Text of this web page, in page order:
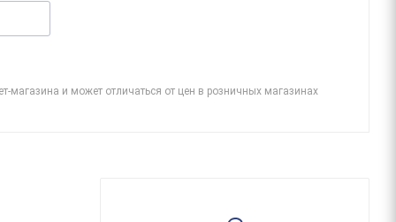
магазина и может отличаться от цен в розничных магазинах